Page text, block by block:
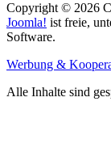
Copyright © 2026
Joomla! ist freie,
Software.
Werbung &
Alle Inhalte sind